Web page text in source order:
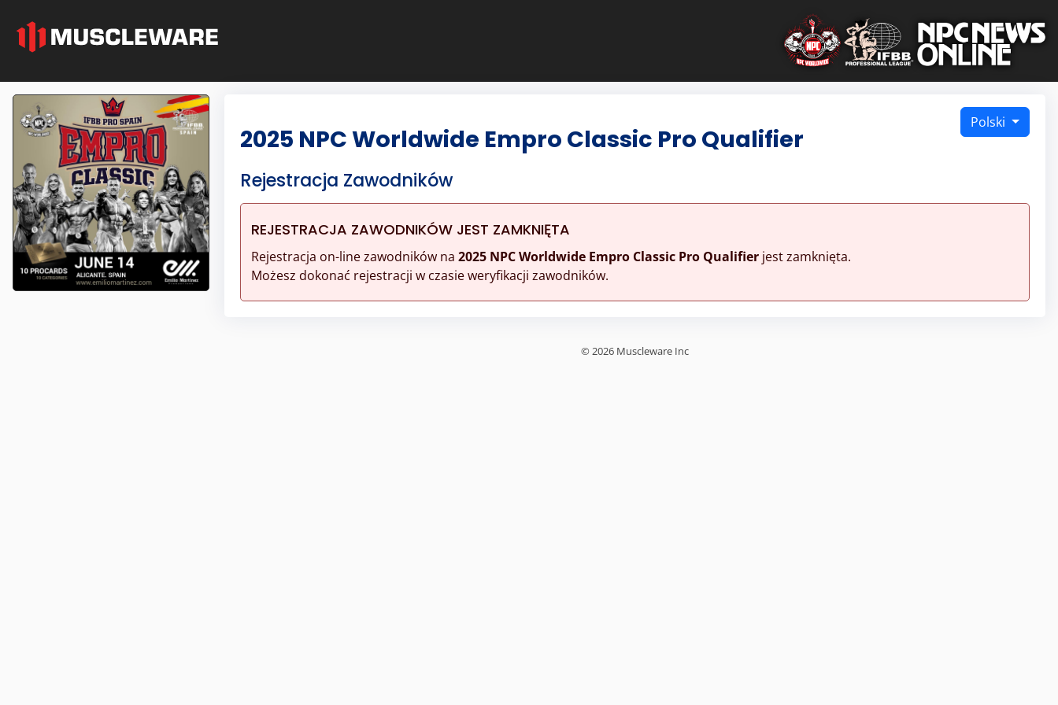
Polski
2025 NPC Worldwide Empro Classic Pro Qualifier
Rejestracja Zawodników
REJESTRACJA ZAWODNIKÓW JEST ZAMKNIĘTA
Rejestracja on-line zawodników na 2025 NPC Worldwide Empro Classic Pro Qualifierjest zamknięta.
Możesz dokonać rejestracji w czasie weryfikacji zawodników.
© 2026 Muscleware Inc